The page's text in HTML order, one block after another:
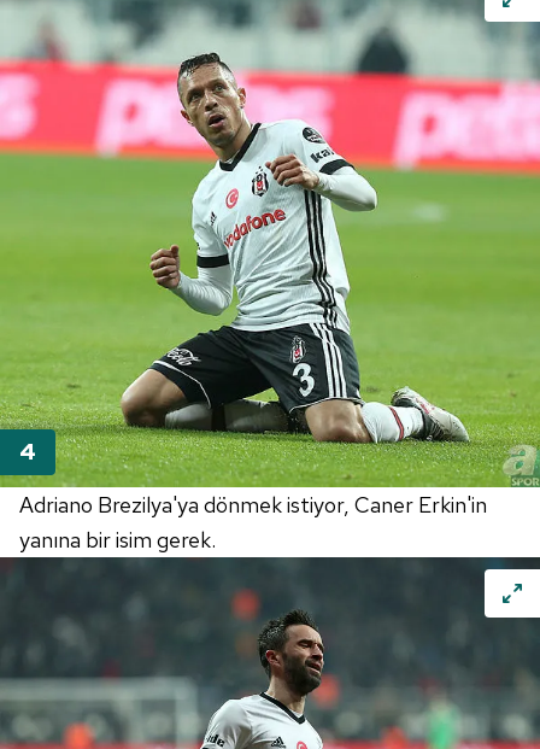
Adriano Brezilya'ya dönmek istiyor, Caner Erkin'in
yanına bir isim gerek.